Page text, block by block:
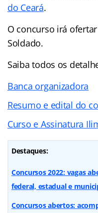
do Ceará.
O concurso irá ofertar
Soldado.
Saiba todos os
Banca organizadora
Resumo e edital do
Curso e Assinatura
Destaques:
Concursos 2022: vagas
federal, estadual e
Concursos abertos: